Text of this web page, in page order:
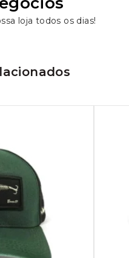
loja todos os dias!